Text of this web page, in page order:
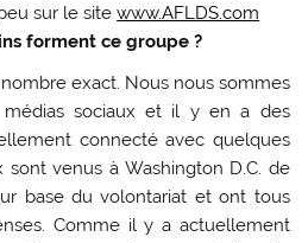
sur le sitewww.AFLDS.com
forment ce groupe ?
nombre exact. Nous nous sommes
sociaux et il y en a des
connecté avec quelques
sont venus à Washington D.C. de
base du volontariat et ont tous
Comme il y a actuellement